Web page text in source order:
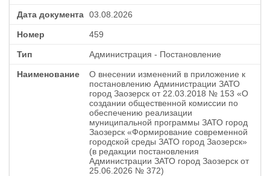
03.08.2026
459
Администрация - Постановление
О внесении изменений в приложение к
постановлению Администрации ЗАТО
город Заозерск от 22.03.2018 № 153 «О
создании общественной комиссии по
обеспечению реализации
муниципальной программы ЗАТО город
Заозерск «Формирование современной
городской среды ЗАТО город Заозерск»
(в редакции постановления
Администрации ЗАТО город Заозерск от
25.06.2026 № 372)